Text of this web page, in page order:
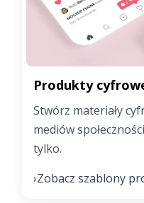
Produkty
Stwórz materiały
mediów
tylko.
›Zobacz szablony